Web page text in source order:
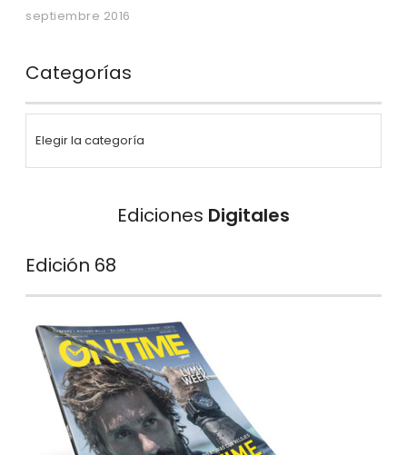
septiembre 2016
Categorías
Ediciones Digitales
Edición 68